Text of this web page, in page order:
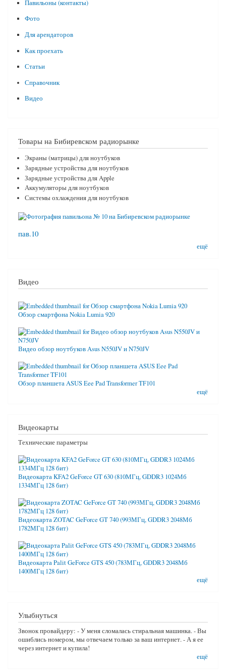
Павильоны (контакты)
Фото
Для арендаторов
Как проехать
Статьи
Справочник
Видео
Товары на Бибиревском радиорынке
Экраны (матрицы) для ноутбуков
Зарядные устройства для ноутбуков
Зарядные устройства для Apple
Аккумуляторы для ноутбуков
Системы охлаждения для ноутбуков
пав.10
ещё
Видео
Обзор смартфона Nokia Lumia 920
Видео обзор ноутбуков Asus N550JV и N750JV
Обзор планшета ASUS Eee Pad Transformer TF101
ещё
Видеокарты
Технические параметры
Видеокарта KFA2 GeForce GT 630 (810МГц, GDDR3 1024Мб
1334МГц 128 бит)
Видеокарта ZOTAC GeForce GT 740 (993МГц, GDDR3 2048Мб
1782МГц 128 бит)
Видеокарта Palit GeForce GTS 450 (783МГц, GDDR3 2048Мб
1400МГц 128 бит)
ещё
Улыбнуться
Звонок провайдеру: - У меня сломалась стиральная машинка. - Вы
ошиблись номером, мы отвечаем только за ваш интернет. - А я ее
через интернет и купила!
ещё